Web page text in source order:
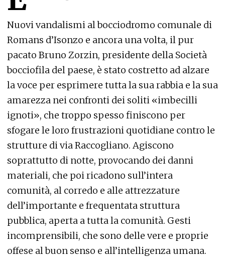
Nuovi vandalismi al bocciodromo comunale di
Romans d’Isonzo e ancora una volta, il pur
pacato Bruno Zorzin, presidente della Società
bocciofila del paese, è stato costretto ad alzare
la voce per esprimere tutta la sua rabbia e la sua
amarezza nei confronti dei soliti «imbecilli
ignoti», che troppo spesso finiscono per
sfogare le loro frustrazioni quotidiane contro le
strutture di via Raccogliano. Agiscono
soprattutto di notte, provocando dei danni
materiali, che poi ricadono sull’intera
comunità, al corredo e alle attrezzature
dell’importante e frequentata struttura
pubblica, aperta a tutta la comunità. Gesti
incomprensibili, che sono delle vere e proprie
offese al buon senso e all’intelligenza umana.